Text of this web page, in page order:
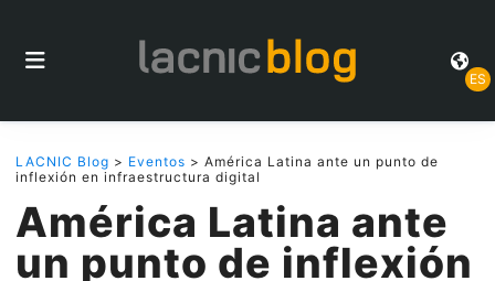
ES
LACNIC Blog > Eventos > América Latina ante un punto de
inflexión en infraestructura digital
América Latina ante
un punto de inflexión